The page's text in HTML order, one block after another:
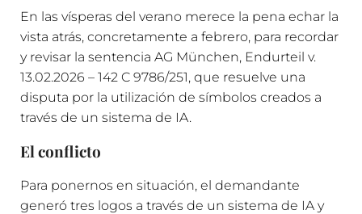
En las vísperas del verano merece la pena echar la
vista atrás, concretamente a febrero, para recordar
y revisar la sentencia AG München, Endurteil v.
13.02.2026 – 142 C 9786/251, que resuelve una
disputa por la utilización de símbolos creados a
través de un sistema de IA.
El conflicto
Para ponernos en situación, el demandante
generó tres logos a través de un sistema de IA y